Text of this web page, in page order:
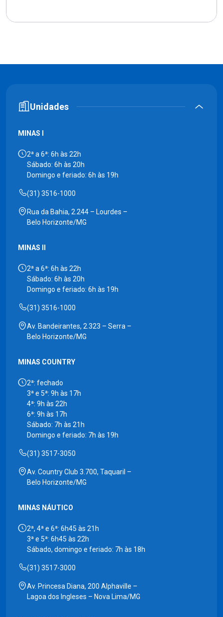
Unidades
MINAS I
2ª a 6ª: 6h às 22h
Sábado: 6h às 20h
Domingo e feriado: 6h às 19h
(31) 3516-1000
Rua da Bahia, 2.244 – Lourdes –
Belo Horizonte/MG
MINAS II
2ª a 6ª: 6h às 22h
Sábado: 6h às 20h
Domingo e feriado: 6h às 19h
(31) 3516-1000
Av. Bandeirantes, 2.323 – Serra –
Belo Horizonte/MG
MINAS COUNTRY
2ª: fechado
3ª e 5ª: 9h às 17h
4ª: 9h às 22h
6ª: 9h às 17h
Sábado: 7h às 21h
Domingo e feriado: 7h às 19h
(31) 3517-3050
Av. Country Club 3.700, Taquaril –
Belo Horizonte/MG
MINAS NÁUTICO
2ª, 4ª e 6ª: 6h45 às 21h
3ª e 5ª: 6h45 às 22h
Sábado, domingo e feriado: 7h às 18h
(31) 3517-3000
Av. Princesa Diana, 200 Alphaville –
Lagoa dos Ingleses – Nova Lima/MG